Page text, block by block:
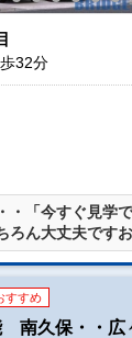
32分
・「今すぐ見学
ろん大丈夫ですお
すすめ
南久保・・広